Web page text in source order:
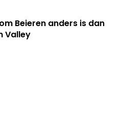
Beieren anders is dan
Valley